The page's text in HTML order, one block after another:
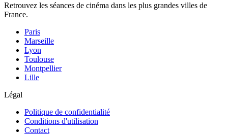
Retrouvez les séances de cinéma dans les plus grandes villes de
France.
Paris
Marseille
Lyon
Toulouse
Montpellier
Lille
Légal
Politique de confidentialité
Conditions d'utilisation
Contact